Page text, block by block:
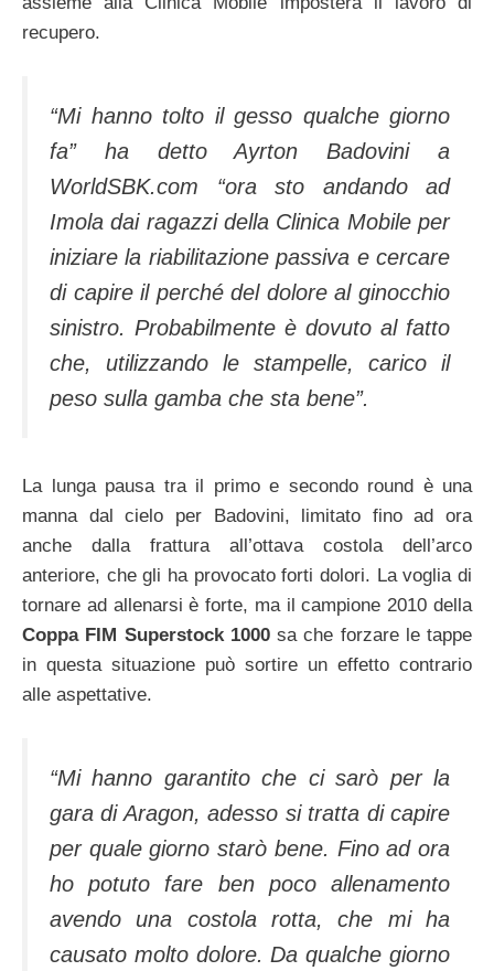
recupero.
“Mi hanno tolto il gesso qualche giorno
fa” ha detto Ayrton Badovini a
WorldSBK.com “ora sto andando ad
Imola dai ragazzi della Clinica Mobile per
iniziare la riabilitazione passiva e cercare
di capire il perché del dolore al ginocchio
sinistro. Probabilmente è dovuto al fatto
che, utilizzando le stampelle, carico il
peso sulla gamba che sta bene”.
La lunga pausa tra il primo e secondo round è una
manna dal cielo per Badovini, limitato fino ad ora
anche dalla frattura all’ottava costola dell’arco
anteriore, che gli ha provocato forti dolori. La voglia di
tornare ad allenarsi è forte, ma il campione 2010 della
Coppa FIM Superstock 1000sa che forzare le tappe
in questa situazione può sortire un effetto contrario
alle aspettative.
“Mi hanno garantito che ci sarò per la
gara di Aragon, adesso si tratta di capire
per quale giorno starò bene. Fino ad ora
ho potuto fare ben poco allenamento
avendo una costola rotta, che mi ha
causato molto dolore. Da qualche giorno